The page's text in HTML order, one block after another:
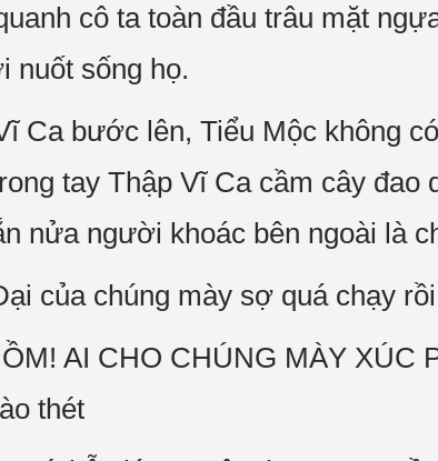
cô ta toàn đầu trâu mặt
nuốt sống họ.
Ca bước lên, Tiểu Mộc không
tay Thập Vĩ Ca cầm cây
nửa người khoác bên ngoài là
của chúng mày sợ quá chạy
AI CHO CHÚNG MÀY XÚC
thét